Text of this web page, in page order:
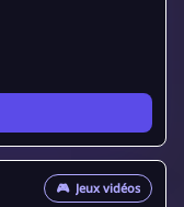
🎮 Jeux vidéos